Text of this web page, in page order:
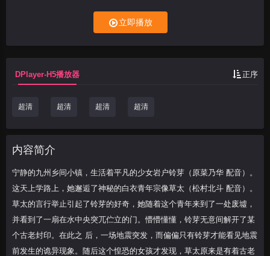
学路上，她邂逅了神秘的白衣青年宗像草太
（松村北斗 配音）。草太的言行举止引起
立即播放
DPlayer-H5播放器 正序
超清 超清 超清 超清
内容简介
宁静的九州乡间小镇，生活着平凡的少女岩户铃芽（原菜乃华 配音）。
这天上学路上，她邂逅了神秘的白衣青年宗像草太（松村北斗 配音）。
草太的言行举止引起了铃芽的好奇，她随着这个青年来到了一处废墟，
并看到了一扇在水中央突兀伫立的门。懵懵懂懂，铃芽无意间解开了某
个古老封印。在此之 后，一场地震突发，而偏偏只有铃芽才能看见地震
前发生的诡异现象。随后这个惶恐的女孩才发现，草太原来是有着古老